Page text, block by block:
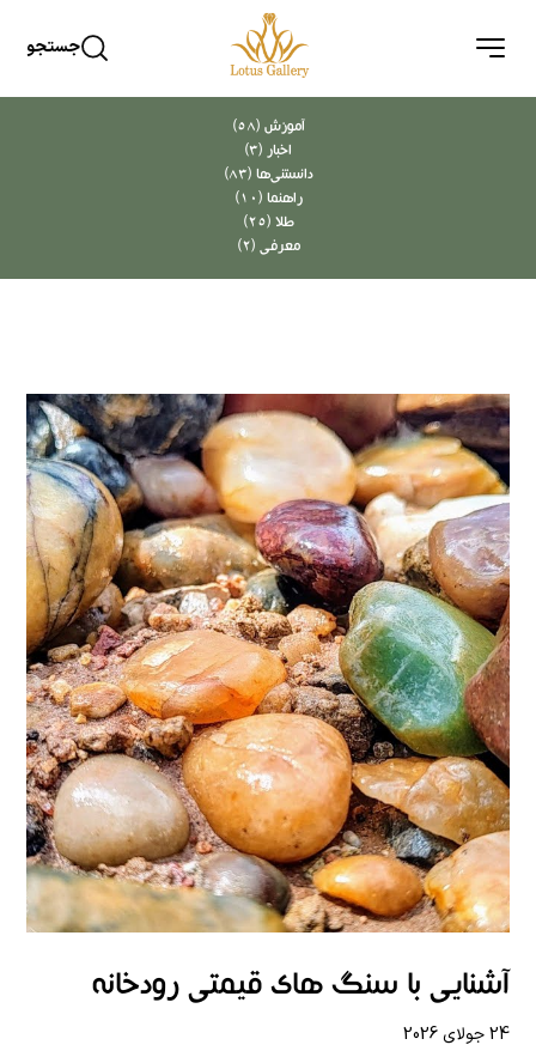
جستجو
آموزش (58)
اخبار (3)
دانستنی‌ها (83)
راهنما (10)
طلا (25)
معرفی (2)
آشنایی با سنگ های قیمتی رودخانه
24 جولای 2026